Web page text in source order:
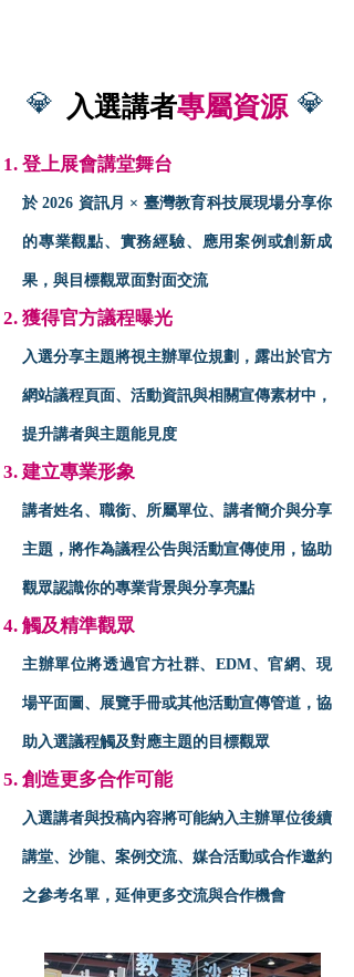
💎 入選講者專屬資源 💎
登上展會講堂舞台
於 2026 資訊月 × 臺灣教育科技展現場分享你
的專業觀點、實務經驗、應用案例或創新成
果，與目標觀眾面對面交流
獲得官方議程曝光
入選分享主題將視主辦單位規劃，露出於官方
網站議程頁面、活動資訊與相關宣傳素材中，
提升講者與主題能見度
建立專業形象
講者姓名、職銜、所屬單位、講者簡介與分享
主題，將作為議程公告與活動宣傳使用，協助
觀眾認識你的專業背景與分享亮點
觸及精準觀眾
主辦單位將透過官方社群、EDM、官網、現
場平面圖、展覽手冊或其他活動宣傳管道，協
助入選議程觸及對應主題的目標觀眾
創造更多合作可能
入選講者與投稿內容將可能納入主辦單位後續
講堂、沙龍、案例交流、媒合活動或合作邀約
之參考名單，延伸更多交流與合作機會